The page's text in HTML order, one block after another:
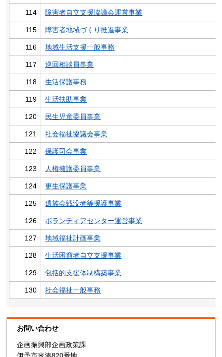
114 障害者自立支援協議会運営事業
115 障害者地域づくり推進事業
116 地域生活支援一般事務
117 巡回相談員事業
118 生活保護事務
119 生活扶助事業
120 民生児童委員事業
121 社会福祉協議会事業
122 保護司会事業
123 人権擁護委員事業
124 更生保護事業
125 遺族会戦没者等援護事業
126 ボランティアセンター運営事業
127 地域福祉計画事業
128 生活困窮者自立支援事業
129 包括的支援体制構築事業
130 社会福祉一般事務
お問い合わせ
企画振興部企画政策課
伊予市米湊820番地